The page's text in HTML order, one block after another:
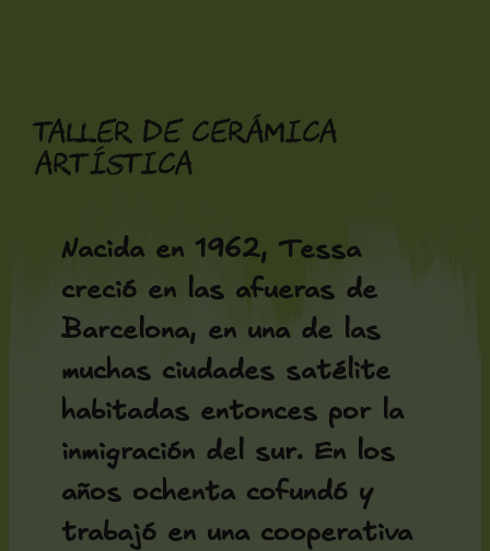
Taller de cerámica
artística
Nacida en 1962, Tessa
creció en las afueras de
Barcelona, en una de las
muchas ciudades satélite
habitadas entonces por la
inmigración del sur. En los
años ochenta cofundó y
trabajó en una cooperativa